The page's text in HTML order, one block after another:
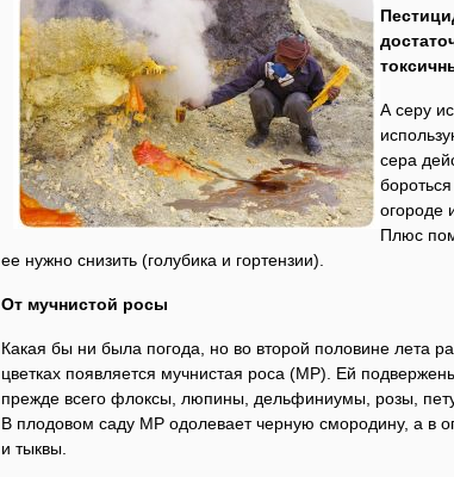
А серу
сера
огороде
Плюс
ее нужно снизить (голубика и гортензии).
От мучнистой росы
Какая бы ни была погода, но во второй половине лета
цветках появляется мучнистая роса (МР). Ей
прежде всего флоксы, люпины, дельфиниумы, розы,
В плодовом саду МР одолевает черную смородину, а в
и тыквы.